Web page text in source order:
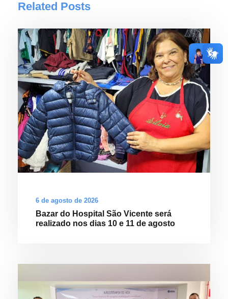
Related Posts
6 de agosto de 2026
Bazar do Hospital São Vicente será
realizado nos dias 10 e 11 de agosto